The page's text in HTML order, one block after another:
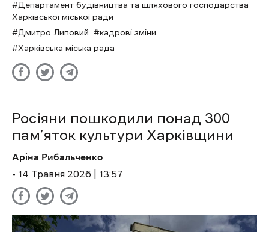
Департамент будівництва та шляхового господарства
Харківської міської ради
Дмитро Липовий
кадрові зміни
Харківська міська рада
Росіяни пошкодили понад 300
пам’яток культури Харківщини
Аріна Рибальченко
- 14 Травня 2026 | 13:57